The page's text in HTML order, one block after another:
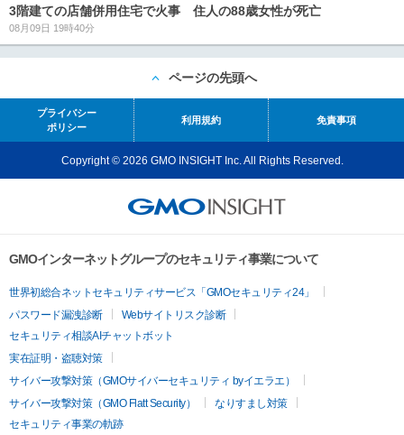
3階建ての店舗併用住宅で火事 住人の88歳女性が死亡
08月09日 19時40分
ページの先頭へ
プライバシー
ポリシー
利用規約 免責事項
Copyright © 2026 GMO INSIGHT Inc. All Rights Reserved.
GMOインターネットグループのセキュリティ事業について
世界初総合ネットセキュリティサービス「GMOセキュリティ24」
パスワード漏洩診断
Webサイトリスク診断
セキュリティ相談AIチャットボット
実在証明・盗聴対策
サイバー攻撃対策（GMOサイバーセキュリティ byイエラエ）
サイバー攻撃対策（GMO Flatt Security）
なりすまし対策
セキュリティ事業の軌跡